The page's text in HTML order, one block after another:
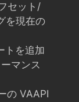
セット/
を現在の
トを追加
マンス
の VAAPI